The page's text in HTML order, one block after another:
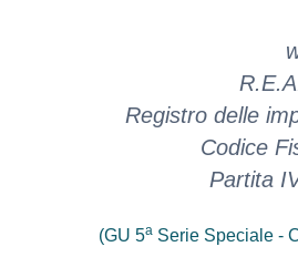
Registro delle
Codice
Partita
(GU 5aSerie Speciale -